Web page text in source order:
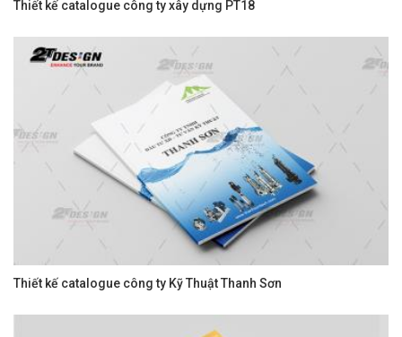
Thiết kế catalogue công ty xây dựng PT18
Thiết kế catalogue công ty Kỹ Thuật Thanh Sơn